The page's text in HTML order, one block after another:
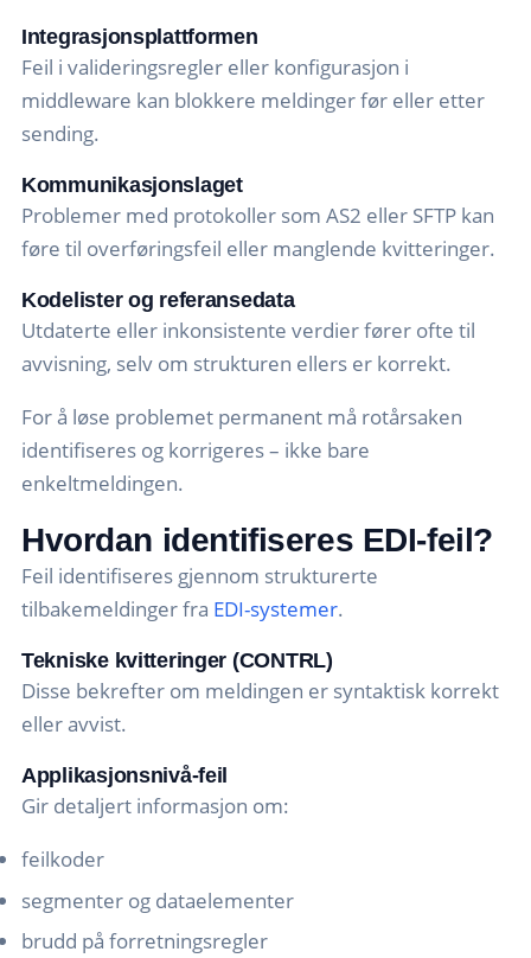
Integrasjonsplattformen
Feil i valideringsregler eller konfigurasjon i
middleware kan blokkere meldinger før eller etter
sending.
Kommunikasjonslaget
Problemer med protokoller som AS2 eller SFTP kan
føre til overføringsfeil eller manglende kvitteringer.
Kodelister og referansedata
Utdaterte eller inkonsistente verdier fører ofte til
avvisning, selv om strukturen ellers er korrekt.
For å løse problemet permanent må rotårsaken
identifiseres og korrigeres – ikke bare
enkeltmeldingen.
Hvordan identifiseres EDI-feil?
Feil identifiseres gjennom strukturerte
tilbakemeldinger fra EDI-systemer.
Tekniske kvitteringer (CONTRL)
Disse bekrefter om meldingen er syntaktisk korrekt
eller avvist.
Applikasjonsnivå-feil
Gir detaljert informasjon om:
feilkoder
segmenter og dataelementer
brudd på forretningsregler